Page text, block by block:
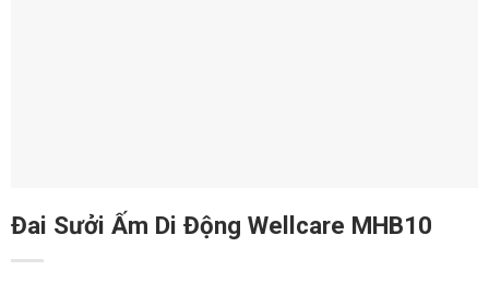
Đai Sưởi Ấm Di Động Wellcare MHB10